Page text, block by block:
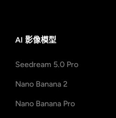
AI 影像模型
Seedream 5.0 Pro
Nano Banana 2
Nano Banana Pro